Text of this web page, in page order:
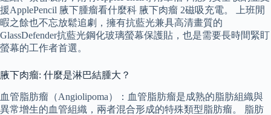
援ApplePencil 腋下腫瘤看什麼科 腋下肉瘤 2磁吸充電。 上班閒
暇之餘也不忘放鬆追劇，擁有抗藍光兼具高清畫質的
GlassDefender抗藍光鋼化玻璃螢幕保護貼，也是需要長時間緊盯
螢幕的工作者首選。
腋下肉瘤: 什麼是淋巴結腫大？
血管脂肪瘤（Angiolipoma）：血管脂肪瘤是成熟的脂肪組織與
異常增生的血管組織，兩者混合形成的特殊類型脂肪瘤。 脂肪